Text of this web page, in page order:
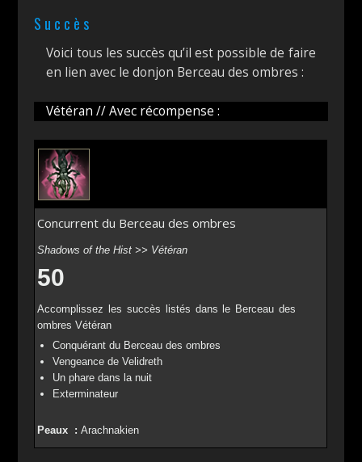
Succès
Voici tous les succès qu’il est possible de faire
en lien avec le donjon Berceau des ombres :
Vétéran // Avec récompense :
Concurrent du Berceau des ombres
Shadows of the Hist >> Vétéran
50
Accomplissez les succès listés dans le Berceau des
ombres Vétéran
Conquérant du Berceau des ombres
Vengeance de Velidreth
Un phare dans la nuit
Exterminateur
Peaux :Arachnakien